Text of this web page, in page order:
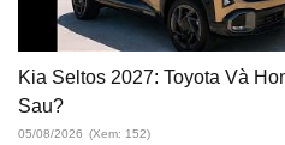
Kia Seltos 2027: Toyota Và
Sau?
05/08/2026 (Xem: 152)